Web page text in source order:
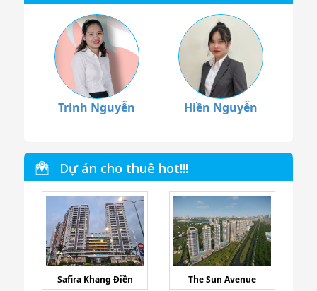
Trinh Nguyễn Hiền Nguyễn
Dự án cho thuê hot!!!
Safira Khang Điền The Sun Avenue